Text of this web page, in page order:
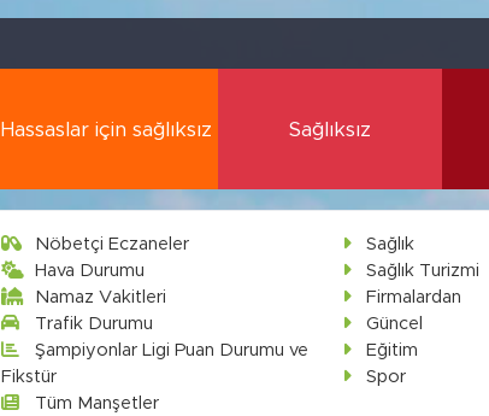
Hassaslar için sağlıksız Sağlıksız
Nöbetçi Eczaneler
Hava Durumu
Namaz Vakitleri
Trafik Durumu
Şampiyonlar Ligi Puan Durumu ve
Fikstür
Tüm Manşetler
Sağlık
Sağlık Turizmi
Firmalardan
Güncel
Eğitim
Spor